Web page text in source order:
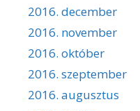
2016. december
2016. november
2016. október
2016. szeptember
2016. augusztus